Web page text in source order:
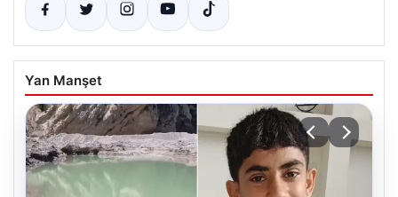
Yan Manşet